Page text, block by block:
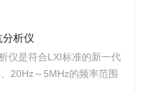
析仪
仪是符合LXI标准的新一代
20Hz～5MHz的频率范围